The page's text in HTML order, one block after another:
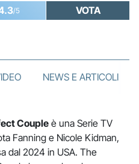
/5 VOTA
NEWS E ARTICOLI
Coupleè una Serie TV
Fanning e Nicole Kidman,
dal 2024 in USA. The